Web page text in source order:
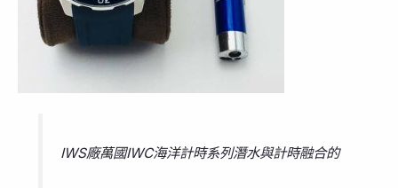
IWS廠萬國IWC海洋計時系列潛水與計時融合的